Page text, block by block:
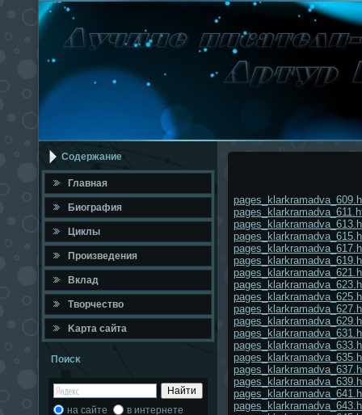
Содержание
Главная
Биография
Циклы
Произведения
Вклад
Твοрчествο
Κарта сайта
Поисκ
на сайте в интернете